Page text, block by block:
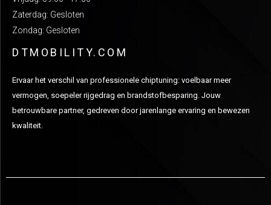
Zaterdag: Gesloten
Zondag: Gesloten
DTMOBILITY.COM
Ervaar het verschil van professionele chiptuning: voelbaar meer
vermogen, soepeler rijgedrag en brandstofbesparing. Jouw
betrouwbare partner, gedreven door jarenlange ervaring en bewezen
kwaliteit.